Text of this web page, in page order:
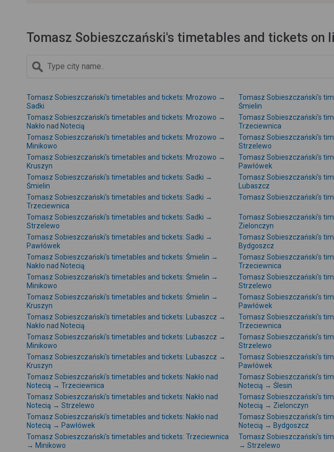
Tomasz Sobieszczański's timetables and tickets on
Tomasz Sobieszczański's timetables and tickets: Mrozowo →
Sadki
Tomasz Sobieszczański's
Śmielin
Tomasz Sobieszczański's timetables and tickets: Mrozowo →
Nakło nad Notecią
Tomasz Sobieszczański's
Trzeciewnica
Tomasz Sobieszczański's timetables and tickets: Mrozowo →
Minikowo
Tomasz Sobieszczański's
Strzelewo
Tomasz Sobieszczański's timetables and tickets: Mrozowo →
Kruszyn
Tomasz Sobieszczański's
Pawłówek
Tomasz Sobieszczański's timetables and tickets: Sadki →
Śmielin
Tomasz Sobieszczański's
Lubaszcz
Tomasz Sobieszczański's timetables and tickets: Sadki →
Trzeciewnica
Tomasz Sobieszczański's
Tomasz Sobieszczański's timetables and tickets: Sadki →
Strzelewo
Tomasz Sobieszczański's
Zielonczyn
Tomasz Sobieszczański's timetables and tickets: Sadki →
Pawłówek
Tomasz Sobieszczański's
Bydgoszcz
Tomasz Sobieszczański's timetables and tickets: Śmielin →
Nakło nad Notecią
Tomasz Sobieszczański's
Trzeciewnica
Tomasz Sobieszczański's timetables and tickets: Śmielin →
Minikowo
Tomasz Sobieszczański's
Strzelewo
Tomasz Sobieszczański's timetables and tickets: Śmielin →
Kruszyn
Tomasz Sobieszczański's
Pawłówek
Tomasz Sobieszczański's timetables and tickets: Lubaszcz →
Nakło nad Notecią
Tomasz Sobieszczański's
Trzeciewnica
Tomasz Sobieszczański's timetables and tickets: Lubaszcz →
Minikowo
Tomasz Sobieszczański's
Strzelewo
Tomasz Sobieszczański's timetables and tickets: Lubaszcz →
Kruszyn
Tomasz Sobieszczański's
Pawłówek
Tomasz Sobieszczański's timetables and tickets: Nakło nad
Notecią → Trzeciewnica
Tomasz Sobieszczański's
Notecią → Ślesin
Tomasz Sobieszczański's timetables and tickets: Nakło nad
Notecią → Strzelewo
Tomasz Sobieszczański's
Notecią → Zielonczyn
Tomasz Sobieszczański's timetables and tickets: Nakło nad
Notecią → Pawłówek
Tomasz Sobieszczański's
Notecią → Bydgoszcz
Tomasz Sobieszczański's timetables and tickets: Trzeciewnica
→ Minikowo
Tomasz Sobieszczański's
→ Strzelewo